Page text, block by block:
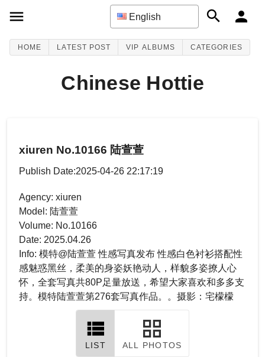
English
HOME LATEST POST VIP ALBUMS CATEGORIES
Chinese Hottie
xiuren No.10166 陆萱萱
Publish Date:2025-04-26 22:17:19
Agency: xiuren
Model: 陆萱萱
Volume: No.10166
Date: 2025.04.26
Info: 模特@陆萱萱 性感写真发布 性感白色衬衫搭配性
感魅惑黑丝，柔美的身姿妖艳动人，样貌多姿撩人心
怀，全套写真共80P足量放送，希望大家喜欢和多多支
持。模特陆萱萱第276套写真作品。。摄影：宅檬檬
LIST ALL PHOTOS